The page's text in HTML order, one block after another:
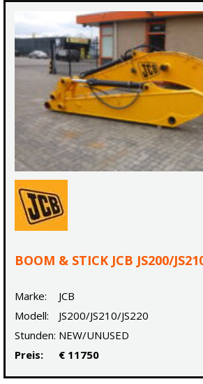
BOOM & STICK JCB JS200/
Marke:
JCB
Modell:
JS200/JS210/JS220
Stunden: NEW/UNUSED
Preis:
€ 11750